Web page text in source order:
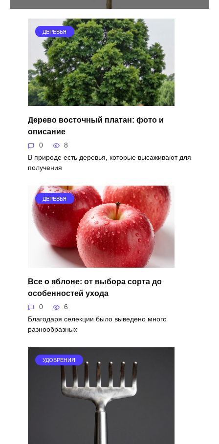
ДЕРЕВЬЯ
Дерево восточный платан: фото и
описание
0 8
В природе есть деревья, которые высаживают для
получения
ДЕРЕВЬЯ
Все о яблоне: от выбора сорта до
особенностей ухода
0 6
Благодаря селекции было выведено много
разнообразных
УДОБРЕНИЯ